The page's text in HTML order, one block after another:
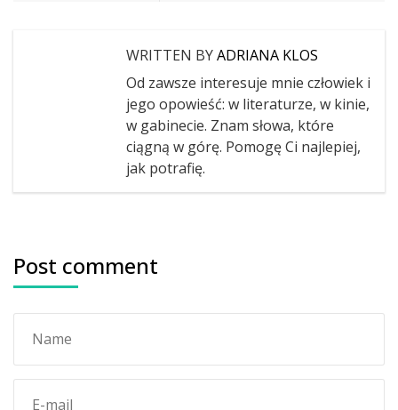
WRITTEN BYADRIANA KLOS
Od zawsze interesuje mnie człowiek i
jego opowieść: w literaturze, w kinie,
w gabinecie. Znam słowa, które
ciągną w górę. Pomogę Ci najlepiej,
jak potrafię.
Post comment